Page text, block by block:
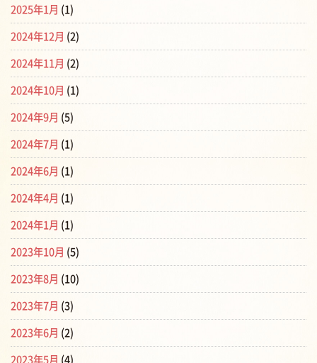
2025年1月 (1)
2024年12月 (2)
2024年11月 (2)
2024年10月 (1)
2024年9月 (5)
2024年7月 (1)
2024年6月 (1)
2024年4月 (1)
2024年1月 (1)
2023年10月 (5)
2023年8月 (10)
2023年7月 (3)
2023年6月 (2)
2023年5月 (4)